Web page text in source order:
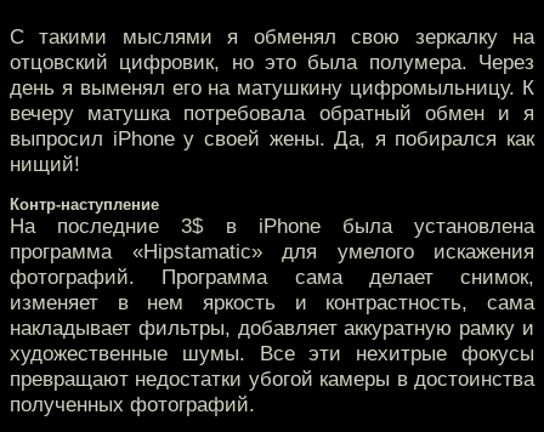
С такими мыслями я обменял свою зеркалку на
отцовский цифровик, но это была полумера. Через
день я выменял его на матушкину цифромыльницу. К
вечеру матушка потребовала обратный обмен и я
выпросил iPhone у своей жены. Да, я побирался как
нищий!
Контр-наступление
На последние 3$ в iPhone была установлена
программа «Hipstamatic» для умелого искажения
фотографий. Программа сама делает снимок,
изменяет в нем яркость и контрастность, сама
накладывает фильтры, добавляет аккуратную рамку и
художественные шумы. Все эти нехитрые фокусы
превращают недостатки убогой камеры в достоинства
полученных фотографий.